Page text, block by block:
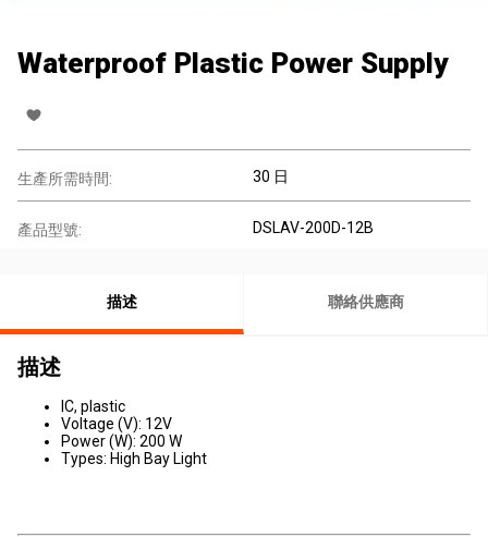
Waterproof Plastic Power Supply
生產所需時間: 30 日
產品型號: DSLAV-200D-12B
描述 聯絡供應商
描述
IC, plastic
Voltage (V): 12V
Power (W): 200 W
Types: High Bay Light